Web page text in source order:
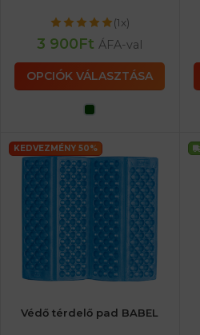
(1x)
3 900Ft ÁFA-val
OPCIÓK VÁLASZTÁSA
KEDVEZMÉNY 50%
Védő térdelő pad BABEL